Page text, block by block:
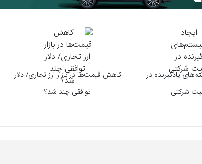
یادگیرنده در
شرکتی
کاهش قیمت‌ها در بازار ارز تجاری/ دلار
توافقی چند شد؟